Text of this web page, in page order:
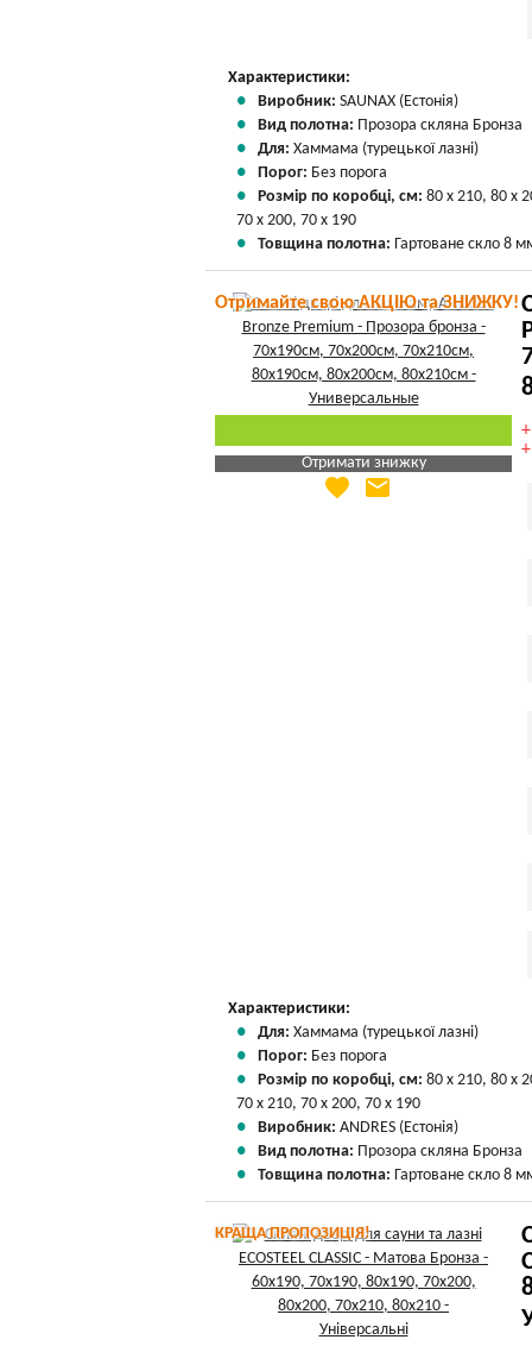
Характеристики:
Виробник: SAUNAX (Естонія)
Вид полотна: Прозора скляна Бронза
Для: Хаммама (турецької лазні)
Порог: Без порога
Розмір по коробці, см: 80 х 210, 80 х
70 х 200, 70 х 190
Товщина полотна: Гартоване скло 8
Отримайте свою АКЦІЮ та ЗНИЖКУ!
Отримати знижку
Яка Ваша ціна
favorite email
Характеристики:
Для: Хаммама (турецької лазні)
Порог: Без порога
Розмір по коробці, см: 80 х 210, 80 х
70 х 210, 70 х 200, 70 х 190
Виробник: ANDRES (Естонія)
Вид полотна: Прозора скляна Бронза
Товщина полотна: Гартоване скло 8
КРАЩА ПРОПОЗИЦІЯ!